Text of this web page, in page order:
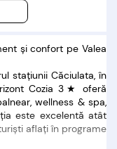
și confort pe Valea
stațiunii Căciulata, în
Cozia 3★ oferă
wellness & spa,
este excelentă atât
aflați în programe